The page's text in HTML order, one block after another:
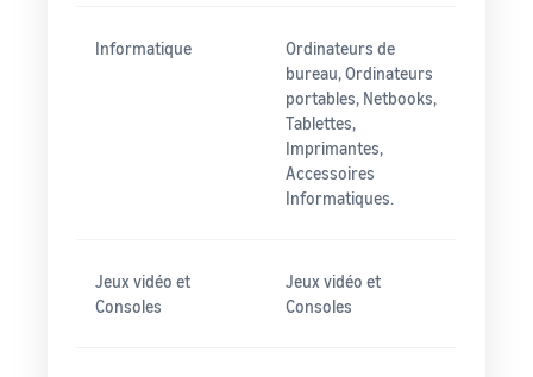
Informatique
Ordinateurs de
bureau, Ordinateurs
portables, Netbooks,
Tablettes,
Imprimantes,
Accessoires
Informatiques.
Jeux vidéo et
Consoles
Jeux vidéo et
Consoles